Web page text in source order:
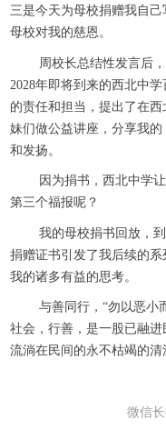
三是今天为母校捐赠我自
母校对我的慈恩。
周校长总结性发言后
2028年即将到来的西北中
的责任和担当，提出了在
妹们做公益讲座，分享我
和发扬。
因为捐书，西北中学
第三个福报呢？
我的母校捐书回放，
捐赠证书引发了我后续的
我的诸多有益的思考。
与善同行，“勿以恶小
社会，行善，是一股已融
流淌在民间的永不枯竭的清
微信